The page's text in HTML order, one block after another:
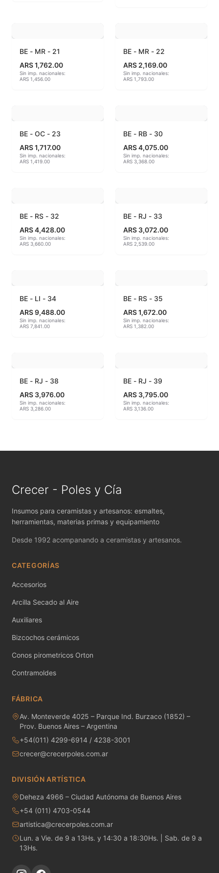
Jaspeadores
Kingtsugi
Lápices y rotuladores
Libros y Revistas
MAYCO BRUSHES
MAYCO DESIGNER LINER
MAYCO DUNCAN ACCESSORIES
MAYCO DUNCAN FRENCH DIMENSIONS
MAYCO E & E CHUNKIES
MAYCO ENGOBE
MAYCO FUNDAMENTALS UNDERGLAZES
MAYCO JUNGLE GEMS
MAYCO MAGIC METALLICS
MAYCO POTTERY CASCADES
MAYCO RAKU GLAZES
MAYCO SNOW GEMS
MAYCO SPECIALTY GLAZES
MAYCO STROKE & COAT
Metales preciosos y luestres
Minerales
BE - MR - 21
ARS 1,762.00
Sin imp. nacionales:
ARS 1,456.00
BE - MR - 22
ARS 2,169.00
Sin imp. nacionales:
ARS 1,793.00
BE - OC - 23
ARS 1,717.00
Sin imp. nacionales:
ARS 1,419.00
BE - RB - 30
ARS 4,075.00
Sin imp. nacionales:
ARS 3,368.00
BE - RS - 32
ARS 4,428.00
Sin imp. nacionales:
ARS 3,660.00
BE - RJ - 33
ARS 3,072.00
Sin imp. nacionales:
ARS 2,539.00
BE - LI - 34
ARS 9,488.00
Sin imp. nacionales:
ARS 7,841.00
BE - RS - 35
ARS 1,672.00
Sin imp. nacionales:
ARS 1,382.00
BE - RJ - 38
ARS 3,976.00
Sin imp. nacionales:
ARS 3,286.00
BE - RJ - 39
ARS 3,795.00
Sin imp. nacionales:
ARS 3,136.00
Crecer - Poles y Cía
Insumos para ceramistas y artesanos: esmaltes,
herramientas, materias primas y equipamiento
Desde 1992 acompanando a ceramistas y artesanos.
CATEGORÍAS
Accesorios
Arcilla Secado al Aire
Auxiliares
Bizcochos cerámicos
Conos pirometricos Orton
Contramoldes
FÁBRICA
Av. Monteverde 4025 – Parque Ind. Burzaco (1852) –
Prov. Buenos Aires – Argentina
+54(011) 4299-6914 / 4238-3001
crecer@crecerpoles.com.ar
DIVISIÓN ARTÍSTICA
Deheza 4966 – Ciudad Autónoma de Buenos Aires
+54 (011) 4703-0544
artistica@crecerpoles.com.ar
Lun. a Vie. de 9 a 13Hs. y 14:30 a 18:30Hs. | Sab. de 9 a
13Hs.